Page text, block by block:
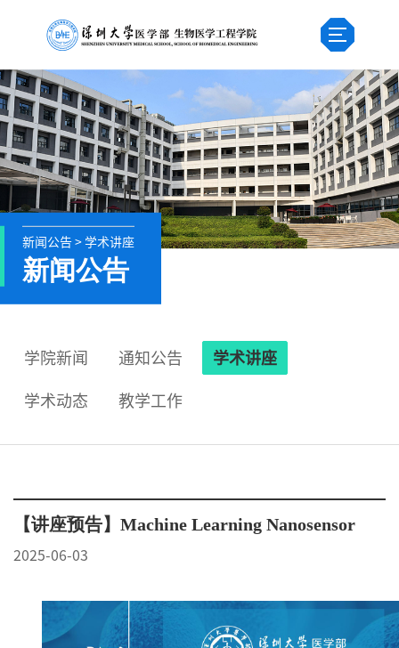
新闻公告 > 学术讲座
新闻公告
学院新闻 通知公告 学术讲座
学术动态 教学工作
【讲座预告】Machine Learning Nanosensor
2025-06-03